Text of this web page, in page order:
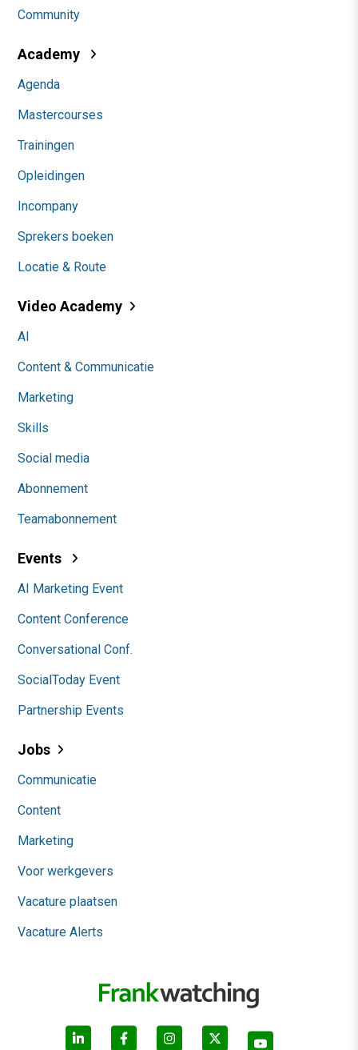
Community
Academy
Agenda
Mastercourses
Trainingen
Opleidingen
Incompany
Sprekers boeken
Locatie & Route
Video Academy
AI
Content & Communicatie
Marketing
Skills
Social media
Abonnement
Teamabonnement
Events
AI Marketing Event
Content Conference
Conversational Conf.
SocialToday Event
Partnership Events
Jobs
Communicatie
Content
Marketing
Voor werkgevers
Vacature plaatsen
Vacature Alerts